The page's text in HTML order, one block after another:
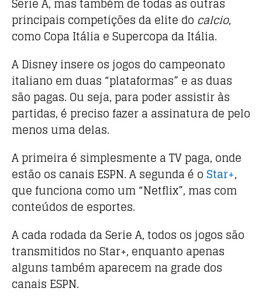
principais competições da elite do calcio,
como Copa Itália e Supercopa da Itália.
A Disney insere os jogos do campeonato
italiano em duas “plataformas” e as duas
são pagas. Ou seja, para poder assistir às
partidas, é preciso fazer a assinatura de pelo
menos uma delas.
A primeira é simplesmente a TV paga, onde
estão os canais ESPN. A segunda é oStar+,
que funciona como um “Netflix”, mas com
conteúdos de esportes.
A cada rodada da Serie A, todos os jogos são
transmitidos no Star+, enquanto apenas
alguns também aparecem na grade dos
canais ESPN.